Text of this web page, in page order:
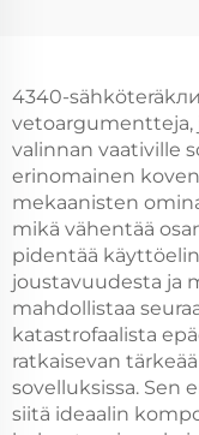
4340-
vetoargumentteja,
valinnan vaativille
erinomainen
mekaanisten
mikä vähentää
pidentää
joustavuudesta ja
mahdollistaa
katastrofaalista
ratkaisevan
sovelluksissa. Sen
siitä ideaalin